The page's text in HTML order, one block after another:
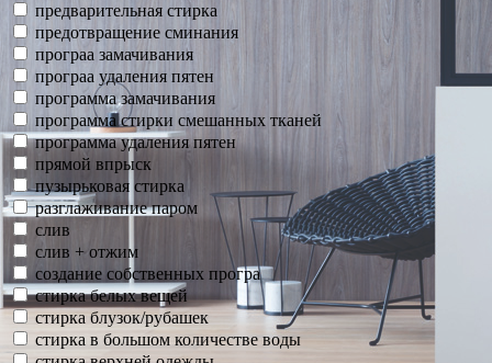
предварительная стирка
предотвращение сминания
програа замачивания
програа удаления пятен
программа замачивания
программа стирки смешанных тканей
программа удаления пятен
прямой впрыск
пузырьковая стирка
разглаживание паром
слив
слив + отжим
создание собственных програ
стирка белых вещей
стирка блузок/рубашек
стирка в большом количестве воды